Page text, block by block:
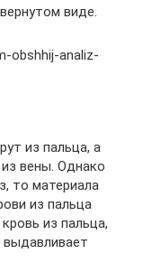
виде.
obshhij-analiz-
из пальца, а
вены. Однако
то материала
из пальца
из пальца,